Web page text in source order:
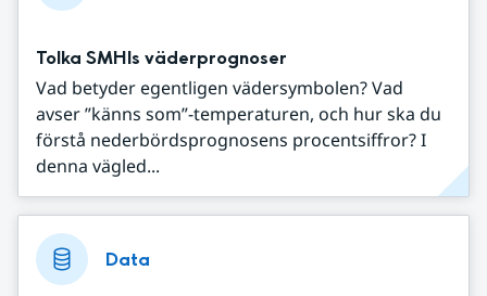
Tolka SMHIs väderprognoser
Vad betyder egentligen vädersymbolen? Vad
avser ”känns som”-temperaturen, och hur ska du
förstå nederbördsprognosens procentsiffror? I
denna vägled...
Data